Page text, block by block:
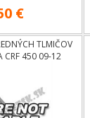
€
TLMIČOV
CRF 450 09-12